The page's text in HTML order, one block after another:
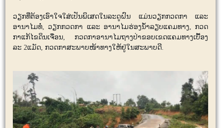
ວຽກທີ່ຕ້ອງເອົາໃຈໃສ່ເປັນພິເສດໃນລະດູຝົນ ແມ່ນວຽກກວດກາ ແລະ
ອານາໄມທໍ່, ວຽກກວດກາ ແລະ ອານາໄມຮ່ອງນ້ຳລຽບແຄມທາງ,​ ກວດ
ກາແກ້ໄຂດິນເຈື່ອນ,​ ກວດກາອານາໄມຖາງປ່າຂອບເຂດແຄມທາງເບື້ອງ
ລະ 2ແມັດ, ກວດກາສະພາບໜ້າທາງໃຫ້ຢູ່ໃນສະພາບດີ.